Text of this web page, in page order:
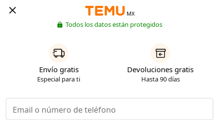
MX
Todos los datos están protegidos
Envío gratis
Especial para ti
Devoluciones gratis
Hasta 90 días